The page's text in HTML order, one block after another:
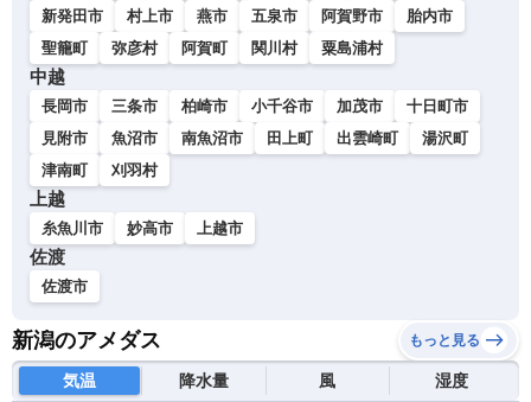
新発田市
村上市 燕市 五泉市 阿賀野市
胎内市
聖籠町
弥彦村 阿賀町 関川村 粟島浦村
中越
長岡市 三条市 柏崎市 小千谷市 加茂市
十日町市
見附市
魚沼市 南魚沼市 田上町 出雲崎町
湯沢町
津南町
刈羽村
上越
糸魚川市 妙高市 上越市
佐渡
佐渡市
新潟のアメダス もっと見る
気温 降水量 風 湿度